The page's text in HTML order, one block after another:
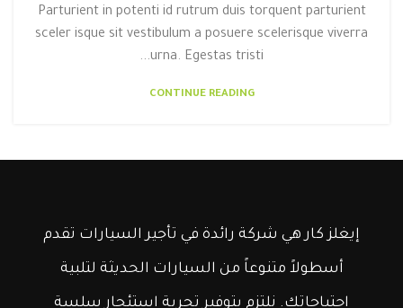
Parturient in potenti id rutrum duis torquent parturient
sceler isque sit vestibulum a posuere scelerisque viverra
urna. Egestas tristi...
CONTINUE READING
إيغلز كار هي شركة رائدة في تأجير السيارات تقدم
أسطولاً متنوعاً من السيارات الحديثة لتلبية
احتياجاتك. نلتزم بتوفير تجربة استئجار سلسة